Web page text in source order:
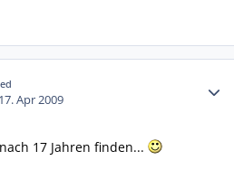
17. Apr 2009
17 Jahren finden...